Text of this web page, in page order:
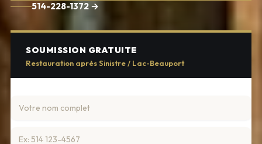
514-228-1372 →
SOUMISSION GRATUITE
Restauration après Sinistre / Lac-Beauport